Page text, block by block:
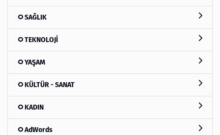
SAĞLIK
TEKNOLOJİ
YAŞAM
KÜLTÜR - SANAT
KADIN
AdWords